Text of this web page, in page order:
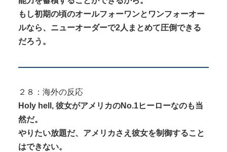
もし初期の頃のオールフォーワンとワンフォーオー
ルなら、ニューオーダーで2人まとめて圧倒できる
だろう。
２８：海外の反応
Holy hell, 彼女がアメリカのNo.1ヒーローなのも当
然だ。
やりたい放題だ、アメリカさえ彼女を制御すること
はできない。